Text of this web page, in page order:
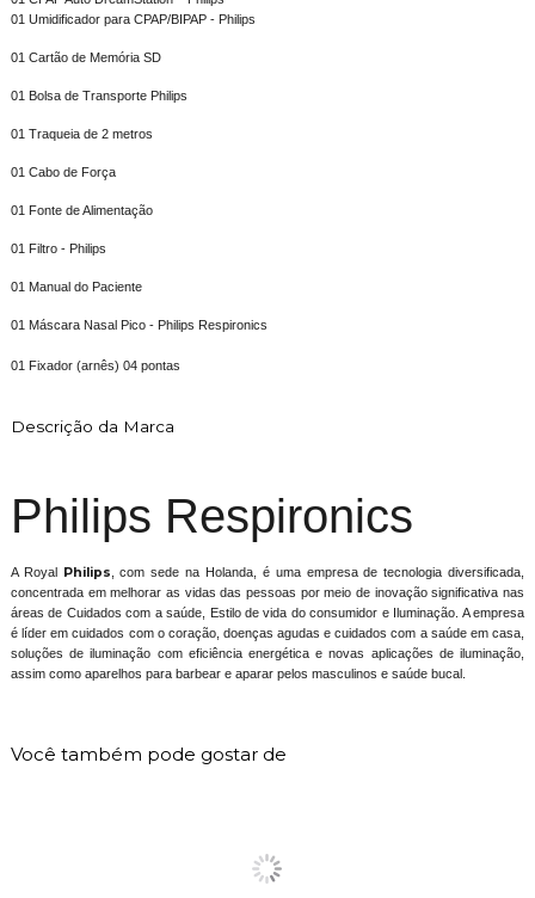
01 Umidificador para CPAP/BIPAP - Philips
01 Cartão de Memória SD
01 Bolsa de Transporte Philips
01 Traqueia de 2 metros
01 Cabo de Força
01 Fonte de Alimentação
01 Filtro - Philips
01 Manual do Paciente
01 Máscara Nasal Pico - Philips Respironics
01 Fixador (arnês) 04 pontas
Descrição da Marca
Philips Respironics
A Royal Philips , com sede na Holanda, é uma empresa de tecnologia diversificada,
concentrada em melhorar as vidas das pessoas por meio de inovação significativa nas
áreas de Cuidados com a saúde, Estilo de vida do consumidor e Iluminação. A empresa
é líder em cuidados com o coração, doenças agudas e cuidados com a saúde em casa,
soluções de iluminação com eficiência energética e novas aplicações de iluminação,
assim como aparelhos para barbear e aparar pelos masculinos e saúde bucal.
Você também pode gostar de